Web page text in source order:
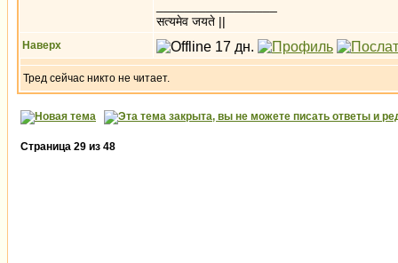
सत्यमेव जयते ||
Наверх
Тред сейчас никто не читает.
Страница 29 из 48